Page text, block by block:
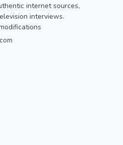
internet sources,
interviews.